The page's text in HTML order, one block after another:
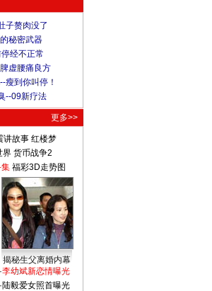
子赘肉没了
秘密武器
经不正常
虚腰痛良方
瘦到你叫停！
--09新疗法
更多>>
讲故事 红楼梦
界 货币战争2
福彩3D走势图
揭秘生父离婚内幕
·李幼斌新恋情曝光
·陆毅爱女照首曝光